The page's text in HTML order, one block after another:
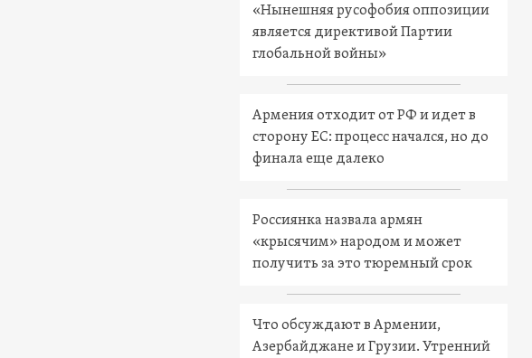
«Нынешняя русофобия оппозиции
является директивой Партии
глобальной войны»
Армения отходит от РФ и идет в
сторону ЕС: процесс начался, но до
финала еще далеко
Россиянка назвала армян
«крысячим» народом и может
получить за это тюремный срок
Что обсуждают в Армении,
Азербайджане и Грузии. Утренний